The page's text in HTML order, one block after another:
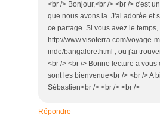
<br /> Bonjour,<br /> <br /> c'est
que nous avons la. J'ai adorée et
ce partage. Si vous avez le
http://www.visoterra.com/voyage-
inde/bangalore.html , ou j'ai
<br /> <br /> Bonne lecture a
sont les bienvenue<br /> <br /> A
Sébastien<br /> <br /> <br />
Répondre